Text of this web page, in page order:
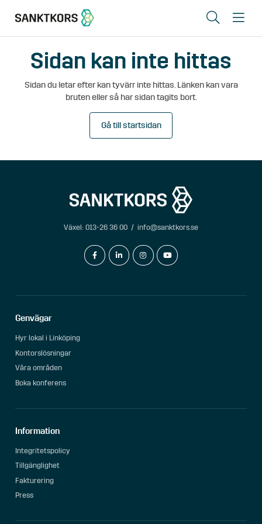
Sök
Lediga lokaler
Områden
Sidan kan inte hittas
Sidan du letar efter kan tyvärr inte hittas. Länken kan vara
bruten eller så har sidan tagits bort.
Gå till startsidan
Växel: 013-26 36 00 / info@sanktkors.se
facebook-flinkedin-ininstagramyoutube
Genvägar
Hyr lokal i Linköping
Kontorslösningar
Våra områden
Boka konferens
Information
Integritetspolicy
Tillgänglighet
Fakturering
Press